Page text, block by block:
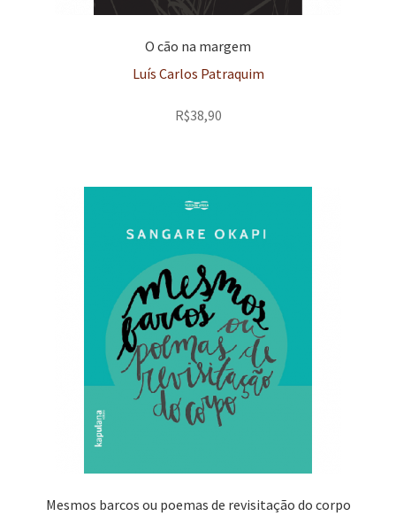
O cão na margem
Luís Carlos Patraquim
R$38,90
Mesmos barcos ou poemas de revisitação do corpo